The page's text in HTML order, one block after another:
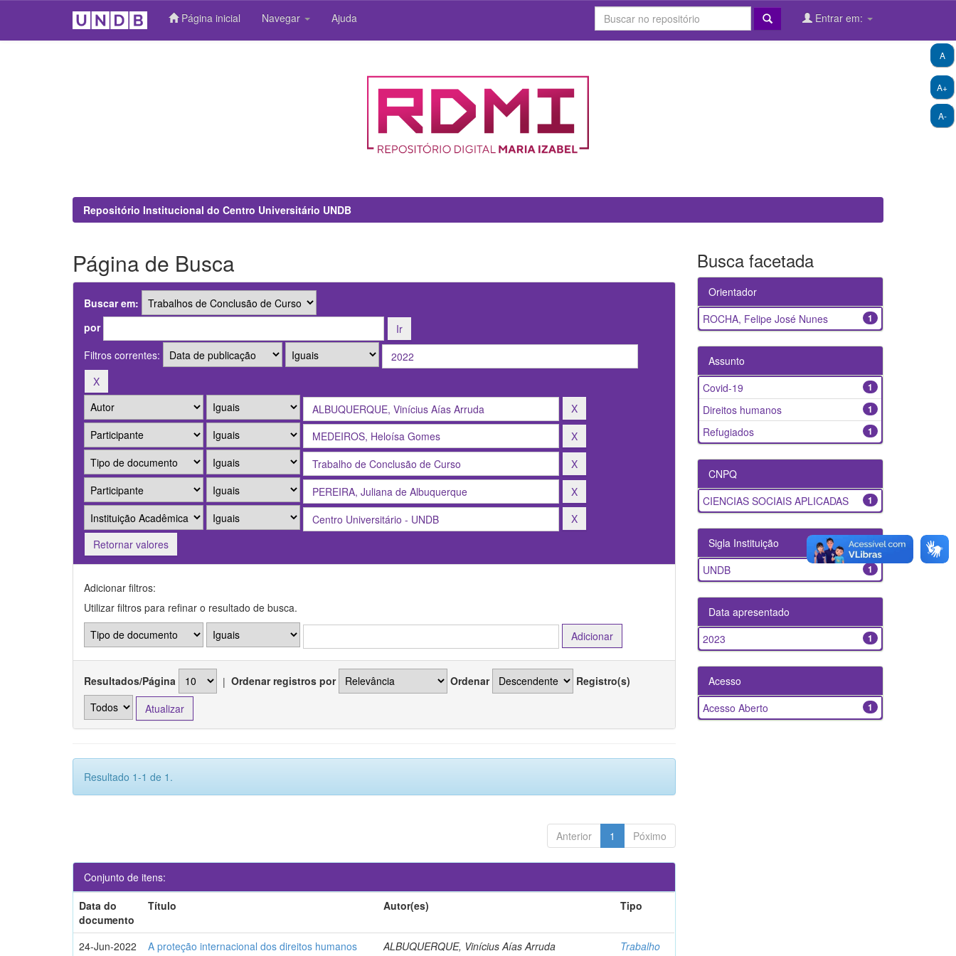
Página inicial Navegar Ajuda Entrar em:
A+
A-
A
Repositório Institucional do Centro Universitário UNDB
Página de Busca
Buscar em:
por
Filtros correntes:
Retornar valores
Adicionar filtros:
Utilizar filtros para refinar o resultado de busca.
Resultados/Página | Ordenar registros por Ordenar Registro(s)
Resultado 1-1 de 1.
Anterior 1 Póximo
Conjunto de itens:
Data do
documento
Título Autor(es) Tipo
24-Jun-2022
A proteção internacional dos direitos humanos
ALBUQUERQUE, Vinícius Aías Arruda
Trabalho
Busca facetada
Orientador
1
ROCHA, Felipe José Nunes
Assunto
1
Covid-19
1
Direitos humanos
1
Refugiados
CNPQ
1
CIENCIAS SOCIAIS APLICADAS
Sigla Instituição
1
UNDB
Data apresentado
1
2023
Acesso
1
Acesso Aberto